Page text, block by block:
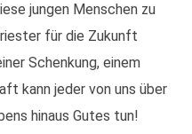
jungen Menschen zu
für die Zukunft
Schenkung, einem
kann jeder von uns über
hinaus Gutes tun!